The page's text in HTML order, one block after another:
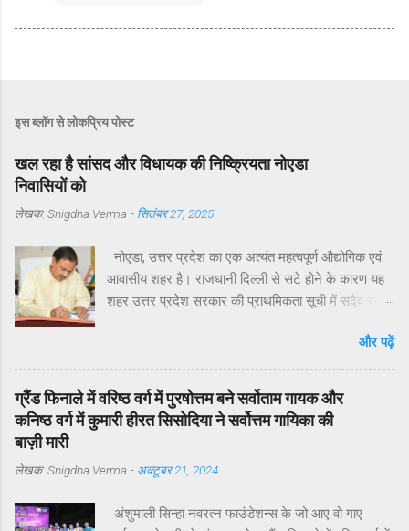
इस ब्लॉग से लोकप्रिय पोस्ट
खल रहा है सांसद और विधायक की निष्क्रियता नोएडा
निवासियों को
लेखक: Snigdha Verma - सितंबर 27, 2025
नोएडा, उत्तर प्रदेश का एक अत्यंत महत्वपूर्ण औद्योगिक एवं
आवासीय शहर है। राजधानी दिल्ली से सटे होने के कारण यह
शहर उत्तर प्रदेश सरकार की प्राथमिकता सूची में सदैव रहा
विगत वर्षों में नोएडा, ग्रेटर नोएडा और यमुना एक्सप्रेसवे क्षेत्रों
का अभूतपूर्व दौरा किया है।परंतु, यह अत्यंत खेदजनक है कि
स्थानीय सांसद डॉ. महेश शर्मा एवं विधायक श्री पंकज सिंह
नोएडा के विकास में अपेक्षित सक्रियता नहीं दिखा रहे हैं।
नागरिकों द्वारा बार-बार संपर्क करने, ज्ञापन देने व समस्याएँ
नोएडा के विभिन्न सेक्टरों के निवासियों का. आवासीय कल्याण
प्रमुख समस्याओं के हल न होने के कारण जनप्रतिनिधियों की
और पढ़ें
ग्रैंड फिनाले में वरिष्ठ वर्ग में पुरषोत्तम बने सर्वोताम गायक और
कनिष्ठ वर्ग में कुमारी हीरत सिसोदिया ने सर्वोत्तम गायिका की
बाज़ी मारी
लेखक: Snigdha Verma - अक्टूबर 21, 2024
अंशुमाली सिन्हा नवरत्न फाउंडेशन्स के जो आए वो गाए